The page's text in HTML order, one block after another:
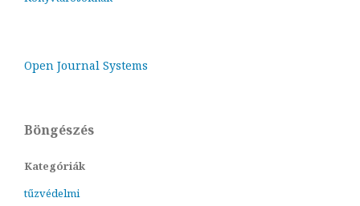
Open Journal Systems
Böngészés
Kategóriák
tűzvédelmi